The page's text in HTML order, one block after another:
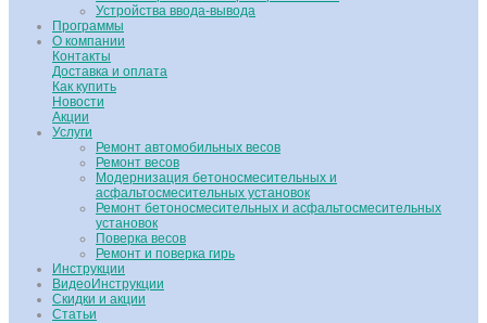
Устройства ввода-вывода
Программы
О компании
Контакты
Доставка и оплата
Как купить
Новости
Акции
Услуги
Ремонт автомобильных весов
Ремонт весов
Модернизация бетоносмесительных и
асфальтосмесительных установок
Ремонт бетоносмесительных и асфальтосмесительных
установок
Поверка весов
Ремонт и поверка гирь
Инструкции
ВидеоИнструкции
Скидки и акции
Статьи